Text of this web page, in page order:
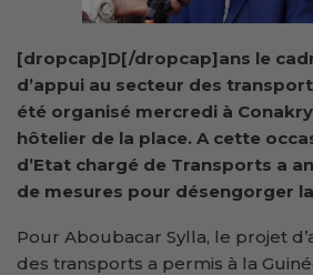
[dropcap]D[/dropcap]ans le
d’appui au secteur des
été organisé mercredi à
hôtelier de la place. A cette
d’Etat chargé de Transports a
de mesures pour désengorger
Pour Aboubacar Sylla, le projet
des transports a permis à la